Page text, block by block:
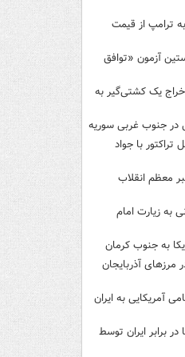
ترامپ از قیمت
آزمون «توافق
یک کشتی‌گیر به
در جنوب غربی سوریه
با جواد
معظم انقلاب
به زیارت امام
به جنوب کرمان
در مرزهای آذربایجان
آمریکایی به ایران
برابر ایران توسط